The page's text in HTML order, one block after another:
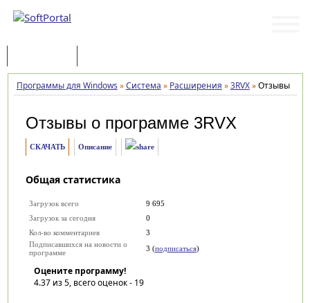
Программы для Windows »Система » Расширения »3RVX»Отзывы
Отзывы о программе 3RVX
СКАЧАТЬ Описание
Общая статистика
Загрузок всего
9 695
Загрузок за сегодня
0
Кол-во комментариев
3
Подписавшихся на новости о
программе
3 (подписаться)
Оцените программу!
4.37из 5, всего оценок - 19